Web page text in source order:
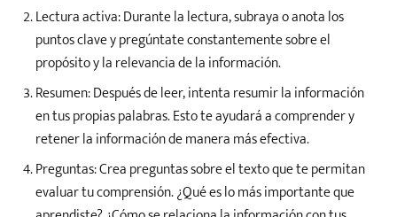
Lectura activa: Durante la lectura, subraya o anota los
puntos clave y pregúntate constantemente sobre el
propósito y la relevancia de la información.
Resumen: Después de leer, intenta resumir la información
en tus propias palabras. Esto te ayudará a comprender y
retener la información de manera más efectiva.
Preguntas: Crea preguntas sobre el texto que te permitan
evaluar tu comprensión. ¿Qué es lo más importante que